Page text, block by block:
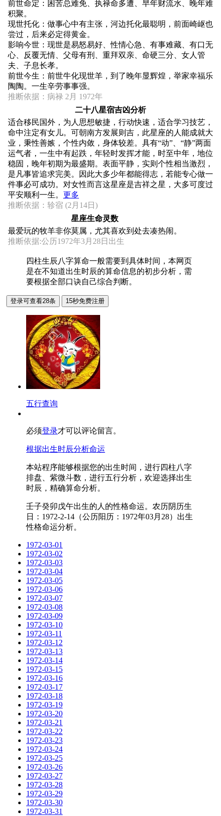
前世命定：困苦总难免、执禄命多遭、早年财流水、晚年难
积聚。
现世托化：做事心中有主张，河边托化最聪明，前面崎岖也
尝过，后来必定得黄金。
影响今世：现世是易怒易好、性情心急、有事难藏、有口无
心、反覆无情、父母有刑、重拜双亲、命硬三分、女人管
夫、子息长孝。
前世今生：前世牛化现世羊，到了晚年显辉煌，举家幸福乐
陶陶。一生辛劳事事强。
推断依据：病禄 2月 1972年
二十八星宿吉凶分析
适合移民国外，为人思想敏捷，行动快速，适合学习技艺，
命中注定有女儿。可朝南方发展则吉，此星座的人能成就大
业，秉性善嫉，个性内敛，身体较差。具有“动”、“静”两面
运气者，一生中有起跌，年轻时发挥才能，时至中年，地位
稳固，晚年初期为最盛期。表面平静，实则个性相当激烈，
是凡事皆追求完美。因此大多少年都能得志，若能专心做一
件事必可成功。对女性而言这星座是吉祥之星，大多可度过
平安顺利一生。 更多
推断依据：轸宿 (2月14日)
星座生命灵数
最爱玩的牧羊非你莫属，尤其喜欢到处去凑热闹。
推断依据:公历1972年3月28日出生
四柱生辰八字算命一般需要到具体时间，本网页
是在不知道出生时辰的算命信息的初步分析，需
要根据全部口诀自己综合判断。
五行查询
必须登录才可以评论留言。
根据出生时辰分析命运
本站程序能够根据您的出生时间，进行四柱八字
排盘、紫微斗数，进行五行分析，欢迎选择出生
时辰，精确算命分析。
壬子癸卯戊午出生的人的性格命运。农历阴历生
日：1972-2-14（公历阳历：1972年03月28）出生
性格命运分析。
1972-03-01
1972-03-02
1972-03-03
1972-03-04
1972-03-05
1972-03-06
1972-03-07
1972-03-08
1972-03-09
1972-03-10
1972-03-11
1972-03-12
1972-03-13
1972-03-14
1972-03-15
1972-03-16
1972-03-17
1972-03-18
1972-03-19
1972-03-20
1972-03-21
1972-03-22
1972-03-23
1972-03-24
1972-03-25
1972-03-26
1972-03-27
1972-03-28
1972-03-29
1972-03-30
1972-03-31